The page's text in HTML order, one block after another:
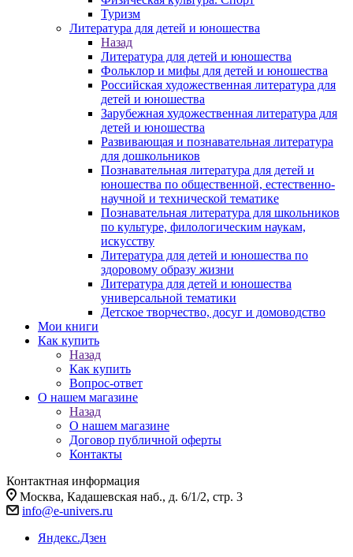
Туризм
Литература для детей и юношества
Назад
Литература для детей и юношества
Фольклор и мифы для детей и юношества
Российская художественная литература для
детей и юношества
Зарубежная художественная литература для
детей и юношества
Развивающая и познавательная литература
для дошкольников
Познавательная литература для детей и
юношества по общественной, естественно-
научной и технической тематике
Познавательная литература для школьников
по культуре, филологическим наукам,
искусству
Литература для детей и юношества по
здоровому образу жизни
Литература для детей и юношества
универсальной тематики
Детское творчество, досуг и домоводство
Мои книги
Как купить
Назад
Как купить
Вопрос-ответ
О нашем магазине
Назад
О нашем магазине
Договор публичной оферты
Контакты
Контактная информация
Москва, Кадашевская наб., д. 6/1/2, стр. 3
info@e-univers.ru
Яндекс.Дзен